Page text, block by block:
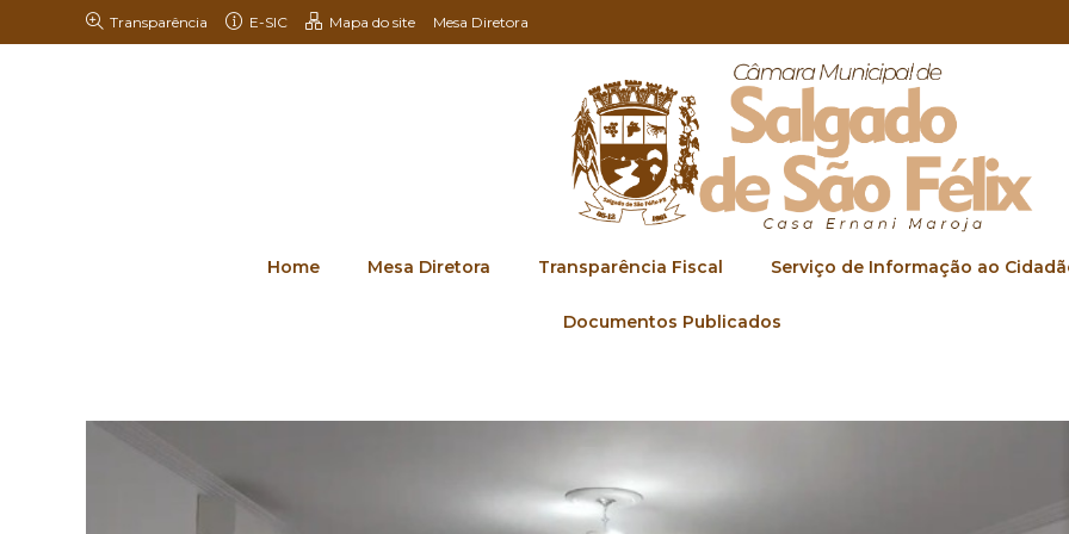
Transparência E-SIC Mapa do site Mesa Diretora
Home Mesa Diretora Transparência Fiscal Serviço de Informação ao
Documentos Publicados